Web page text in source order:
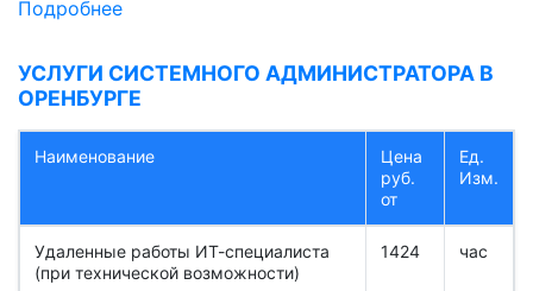
Подробнее
УСЛУГИ СИСТЕМНОГО АДМИНИСТРАТОРА В
ОРЕНБУРГЕ
Наименование
Цена
руб.
от
Ед.
Изм.
Удаленные работы ИТ-специалиста
(при технической возможности)
1424 час